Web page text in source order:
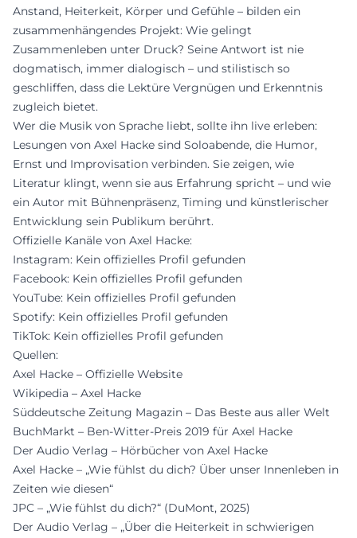
Anstand, Heiterkeit, Körper und Gefühle – bilden ein
zusammenhängendes Projekt: Wie gelingt
Zusammenleben unter Druck? Seine Antwort ist nie
dogmatisch, immer dialogisch – und stilistisch so
geschliffen, dass die Lektüre Vergnügen und Erkenntnis
zugleich bietet.
Wer die Musik von Sprache liebt, sollte ihn live erleben:
Lesungen von Axel Hacke sind Soloabende, die Humor,
Ernst und Improvisation verbinden. Sie zeigen, wie
Literatur klingt, wenn sie aus Erfahrung spricht – und wie
ein Autor mit Bühnenpräsenz, Timing und künstlerischer
Entwicklung sein Publikum berührt.
Offizielle Kanäle von Axel Hacke:
Instagram: Kein offizielles Profil gefunden
Facebook: Kein offizielles Profil gefunden
YouTube: Kein offizielles Profil gefunden
Spotify: Kein offizielles Profil gefunden
TikTok: Kein offizielles Profil gefunden
Quellen:
Axel Hacke – Offizielle Website
Wikipedia – Axel Hacke
Süddeutsche Zeitung Magazin – Das Beste aus aller Welt
BuchMarkt – Ben-Witter-Preis 2019 für Axel Hacke
Der Audio Verlag – Hörbücher von Axel Hacke
Axel Hacke – „Wie fühlst du dich? Über unser Innenleben in
Zeiten wie diesen“
JPC – „Wie fühlst du dich?“ (DuMont, 2025)
Der Audio Verlag – „Über die Heiterkeit in schwierigen